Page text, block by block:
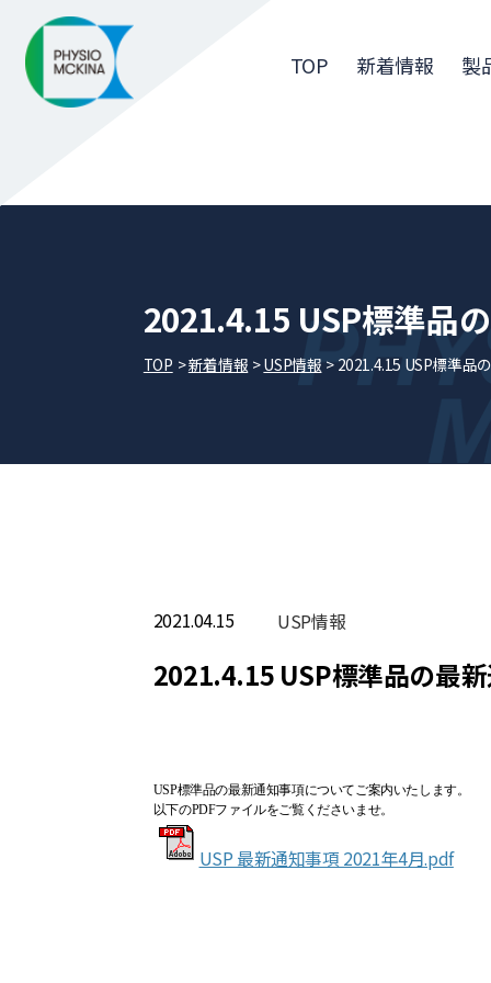
TOP 新着情報 製
2021.4.15 USP標準品
TOP 新着情報 USP情報 2021.4.15 USP標準品
2021.04.15 USP情報
2021.4.15 USP標準品の最
USP標準品の最新通知事項についてご案内いたします。
以下のPDFファイルをご覧くださいませ。
USP 最新通知事項 2021年4月.pdf